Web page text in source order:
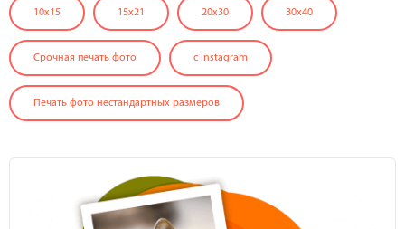
10x15 15x21 20х30 30х40
Срочная печать фото с Instagram
Печать фото нестандартных размеров